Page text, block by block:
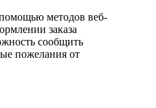
методов веб-
заказа
сообщить
пожелания от